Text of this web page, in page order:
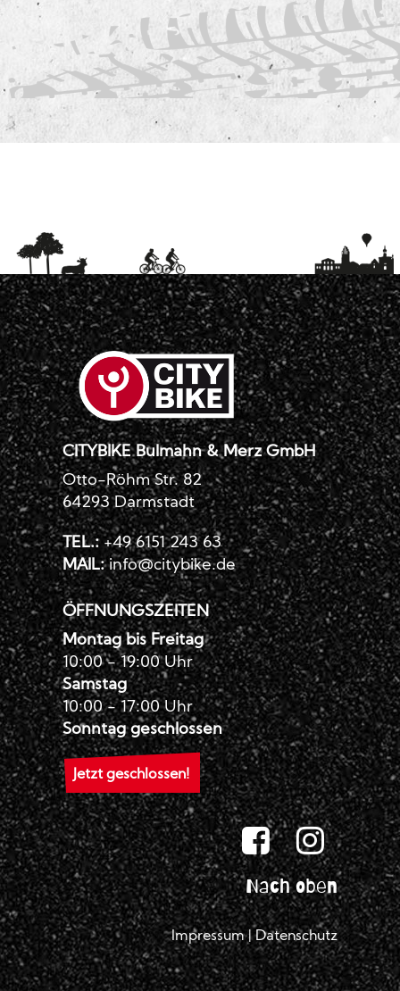
CITYBIKE Bulmahn & Merz GmbH
Otto-Röhm Str. 82
64293 Darmstadt
TEL.:+49 6151 243 63
MAIL: info@citybike.de
ÖFFNUNGSZEITEN
Montag bis Freitag
10:00 - 19:00 Uhr
Samstag
10:00 - 17:00 Uhr
Sonntag geschlossen
Jetzt geschlossen!
Nach oben
Impressum|Datenschutz